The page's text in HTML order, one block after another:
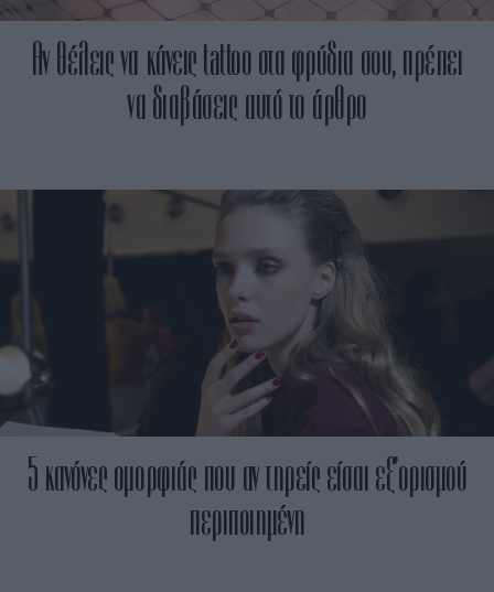
Αν θέλεις να κάνεις tattoo στα φρύδια σου, πρέπει
να διαβάσεις αυτό το άρθρο
5 κανόνες ομορφιάς που αν τηρείς είσαι εξ’ορισμού
περιποιημένη